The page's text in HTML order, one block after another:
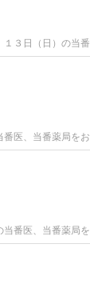
３日（日）の当番
医、当番薬局をお
番医、当番薬局を